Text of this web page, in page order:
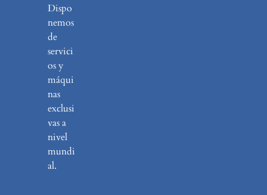
Dispo
nemos
de
servici
os y
máqui
nas
exclusi
vas a
nivel
mundi
al.